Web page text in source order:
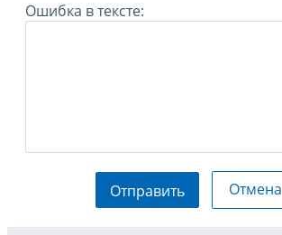
Ошибка в тексте:
Отправить Отмена